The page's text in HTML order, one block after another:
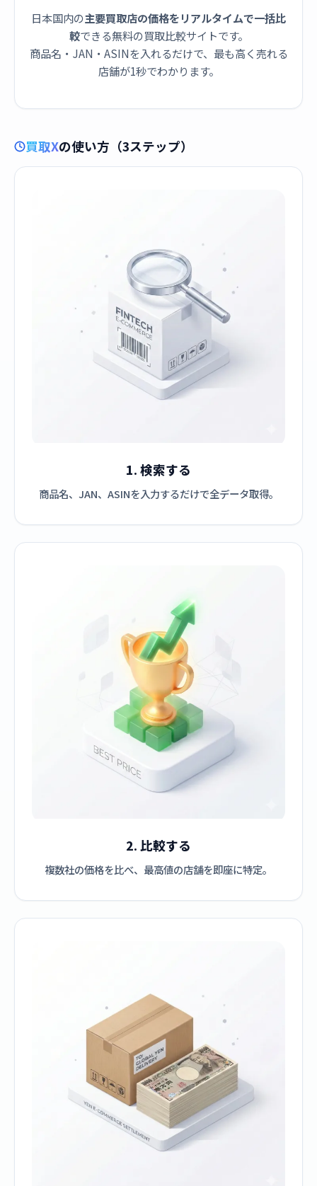
日本国内の主要買取店の価格をリアルタイムで一括比
較できる無料の買取比較サイトです。
商品名・JAN・ASINを入れるだけで、最も高く売れる
店舗が1秒でわかります。
買取Xの使い方（3ステップ）
1. 検索する
商品名、JAN、ASINを入力するだけで全データ取得。
2. 比較する
複数社の価格を比べ、最高値の店舗を即座に特定。